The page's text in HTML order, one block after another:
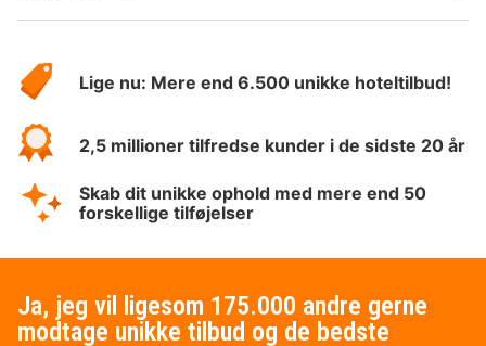
HotelSpecials
Lige nu: Mere end 6.500 unikke hoteltilbud!
2,5 millioner tilfredse kunder i de sidste 20 år
Skab dit unikke ophold med mere end 50
forskellige tilføjelser
Ja, jeg vil ligesom 175.000 andre gerne
modtage unikke tilbud og de bedste